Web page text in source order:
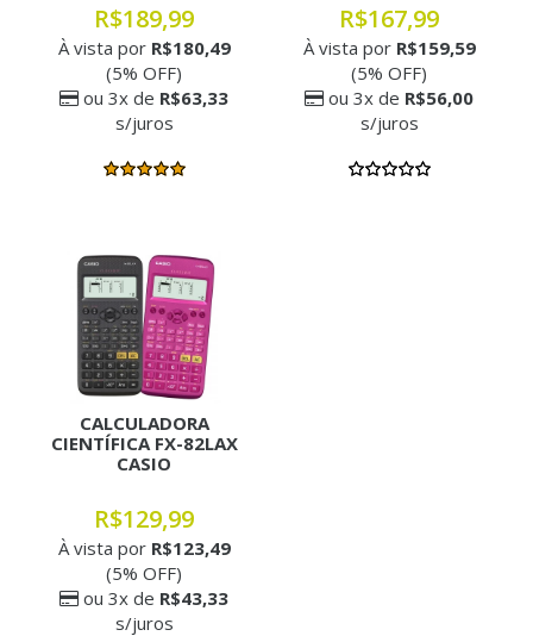
R$189,99
À vista por R$180,49
(5% OFF)
ou 3x de R$63,33
s/juros
R$167,99
À vista por R$159,59
(5% OFF)
ou 3x de R$56,00
s/juros
CALCULADORA
CIENTÍFICA FX-82LAX
CASIO
R$129,99
À vista por R$123,49
(5% OFF)
ou 3x de R$43,33
s/juros